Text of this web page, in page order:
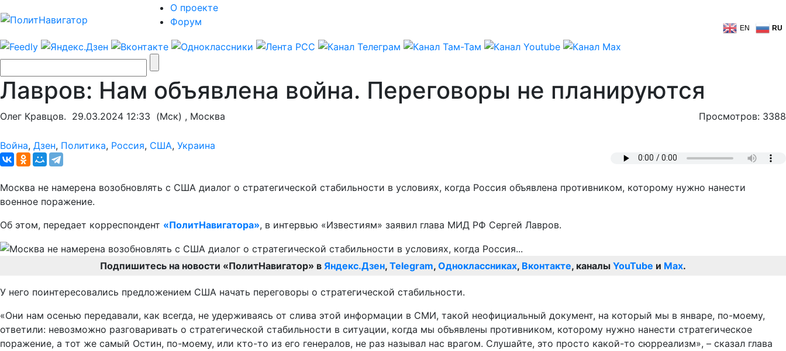
О проекте
Форум
EN RU
Лавров: Нам объявлена война. Переговоры не планируются
Олег Кравцов. 29.03.2024 12:33 (Мск) , Москва Просмотров: 3388
Война, Дзен, Политика, Россия, США, Украина
Москва не намерена возобновлять с США диалог о стратегической стабильности в условиях, когда Россия объявлена противником, которому нужно нанести
военное поражение.
Об этом, передает корреспондент «ПолитНавигатора», в интервью «Известиям» заявил глава МИД РФ Сергей Лавров.
Подпишитесь на новости «ПолитНавигатор» в Яндекс.Дзен, Telegram, Одноклассниках, Вконтакте, каналы YouTube и Max.
У него поинтересовались предложением США начать переговоры о стратегической стабильности.
«Они нам осенью передавали, как всегда, не удерживаясь от слива этой информации в СМИ, такой неофициальный документ, на который мы в январе, по-моему,
ответили: невозможно разговаривать о стратегической стабильности в ситуации, когда мы объявлены противником, которому нужно нанести стратегическое
поражение, а тот же самый Остин, по-моему, или кто-то из его генералов, не раз называл нас врагом. Слушайте, это просто какой-то сюрреализм», – сказал глава